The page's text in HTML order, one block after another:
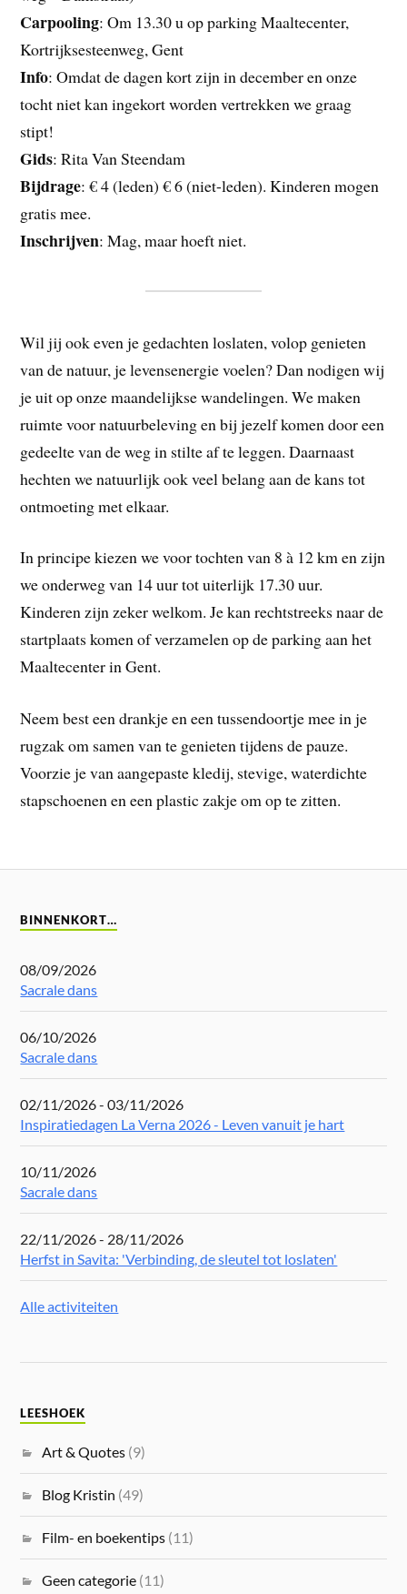
Carpooling: Om 13.30 u op parking Maaltecenter,
Kortrijksesteenweg, Gent
Info: Omdat de dagen kort zijn in december en onze
tocht niet kan ingekort worden vertrekken we graag
stipt!
Gids: Rita Van Steendam
Bijdrage: € 4 (leden) € 6 (niet-leden). Kinderen mogen
gratis mee.
Inschrijven: Mag, maar hoeft niet.
Wil jij ook even je gedachten loslaten, volop genieten
van de natuur, je levensenergie voelen? Dan nodigen wij
je uit op onze maandelijkse wandelingen. We maken
ruimte voor natuurbeleving en bij jezelf komen door een
gedeelte van de weg in stilte af te leggen. Daarnaast
hechten we natuurlijk ook veel belang aan de kans tot
ontmoeting met elkaar.
In principe kiezen we voor tochten van 8 à 12 km en zijn
we onderweg van 14 uur tot uiterlijk 17.30 uur.
Kinderen zijn zeker welkom. Je kan rechtstreeks naar de
startplaats komen of verzamelen op de parking aan het
Maaltecenter in Gent.
Neem best een drankje en een tussendoortje mee in je
rugzak om samen van te genieten tijdens de pauze.
Voorzie je van aangepaste kledij, stevige, waterdichte
stapschoenen en een plastic zakje om op te zitten.
BINNENKORT…
08/09/2026
Sacrale dans
06/10/2026
Sacrale dans
02/11/2026 - 03/11/2026
Inspiratiedagen La Verna 2026 - Leven vanuit je hart
10/11/2026
Sacrale dans
22/11/2026 - 28/11/2026
Herfst in Savita: 'Verbinding, de sleutel tot loslaten'
Alle activiteiten
LEESHOEK
Art & Quotes (9)
Blog Kristin (49)
Film- en boekentips (11)
Geen categorie (11)